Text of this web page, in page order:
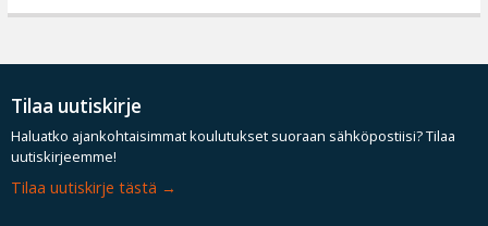
Tilaa uutiskirje
Haluatko ajankohtaisimmat koulutukset suoraan sähköpostiisi? Tilaa
uutiskirjeemme!
Tilaa uutiskirje tästä